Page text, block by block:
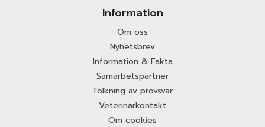
Information
Om oss
Nyhetsbrev
Information & Fakta
Samarbetspartner
Tolkning av provsvar
Veterinärkontakt
Om cookies